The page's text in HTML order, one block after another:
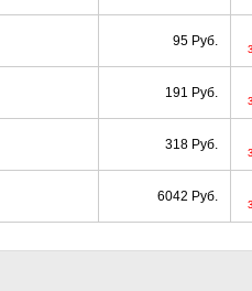
95 Руб.
191 Руб.
318 Руб.
6042 Руб.